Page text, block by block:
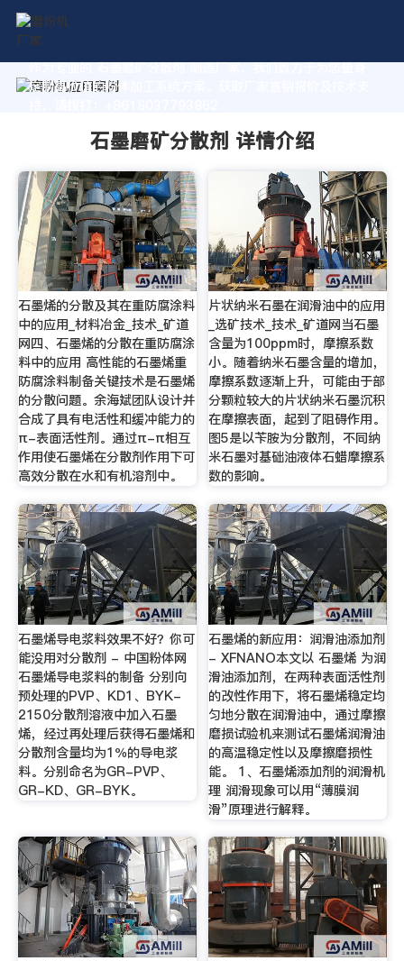
作为专业的 石墨磨矿分散剂 制造厂家，我们致力于为您量身
定制高价值的粉体加工系统方案。获取厂家直销报价及技术支
石墨磨矿分散剂 详情介绍
石墨烯的分散及其在重防腐涂料
中的应用_材料冶金_技术_矿道
网四、石墨烯的分散在重防腐涂
料中的应用 高性能的石墨烯重
防腐涂料制备关键技术是石墨烯
的分散问题。余海斌团队设计并
合成了具有电活性和缓冲能力的
π-表面活性剂。通过π-π相互
作用使石墨烯在分散剂作用下可
高效分散在水和有机溶剂中。
片状纳米石墨在润滑油中的应用
_选矿技术_技术_矿道网当石墨
含量为100ppm时，摩擦系数
小。随着纳米石墨含量的增加，
摩擦系数逐渐上升，可能由于部
分颗粒较大的片状纳米石墨沉积
在摩擦表面，起到了阻碍作用。
图5是以苄胺为分散剂，不同纳
米石墨对基础油液体石蜡摩擦系
数的影响。
石墨烯导电浆料效果不好？你可
能没用对分散剂 - 中国粉体网
石墨烯导电浆料的制备 分别向
预处理的PVP、KD1、BYK-
2150分散剂溶液中加入石墨
烯，经过再处理后获得石墨烯和
分散剂含量均为1％的导电浆
料。分别命名为GR-PVP、
GR-KD、GR-BYK。
石墨烯的新应用：润滑油添加剂
- XFNANO本文以 石墨烯 为润
滑油添加剂，在两种表面活性剂
的改性作用下，将石墨烯稳定均
匀地分散在润滑油中，通过摩擦
磨损试验机来测试石墨烯润滑油
的高温稳定性以及摩擦磨损性
能。 1、石墨烯添加剂的润滑机
理 润滑现象可以用“薄膜润
滑”原理进行解释。